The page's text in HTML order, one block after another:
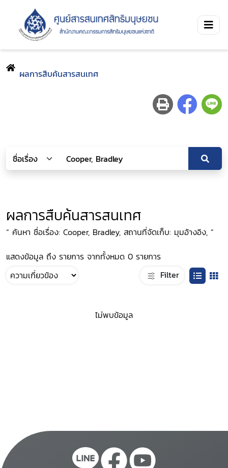
ผลการสืบค้นสารสนเทศ
ผลการสืบค้นสารสนเทศ
“ ค้นหา ชื่อเรื่อง: Cooper, Bradley, สถานที่จัดเก็บ: มุมอ้างอิง, ”
แสดงข้อมูล ถึง รายการ จากทั้งหมด 0 รายการ
Filter
ไม่พบข้อมูล